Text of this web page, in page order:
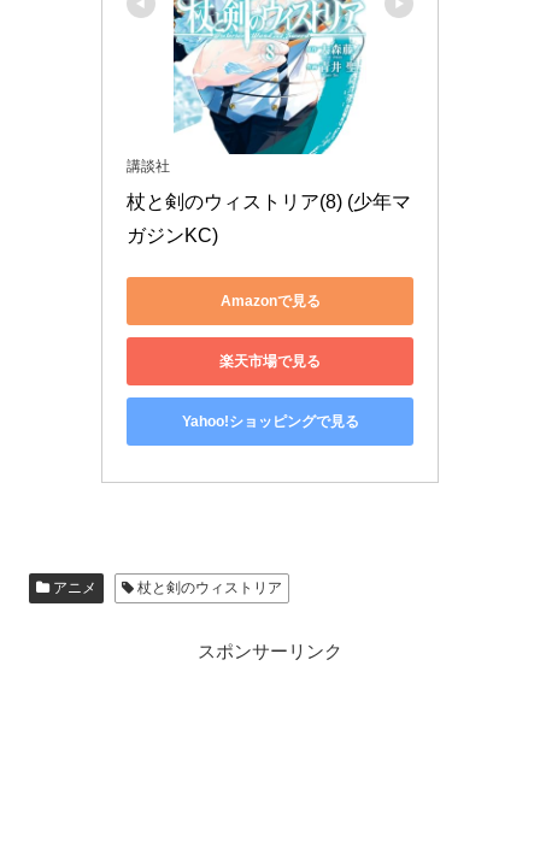
講談社
杖と剣のウィストリア(8) (少年マ
ガジンKC)
Amazonで見る
楽天市場で見る
Yahoo!ショッピングで見る
アニメ 杖と剣のウィストリア
スポンサーリンク